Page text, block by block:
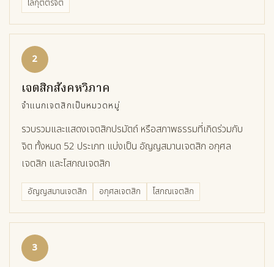
โลกุตตรจิต
2
เจตสิกสังคหวิภาค
จำแนกเจตสิกเป็นหมวดหมู่
รวบรวมและแสดงเจตสิกปรมัตถ์ หรือสภาพธรรมที่เกิดร่วมกับ
จิต ทั้งหมด 52 ประเภท แบ่งเป็น อัญญสมานเจตสิก อกุศล
เจตสิก และโสภณเจตสิก
อัญญสมานเจตสิก อกุศลเจตสิก โสภณเจตสิก
3